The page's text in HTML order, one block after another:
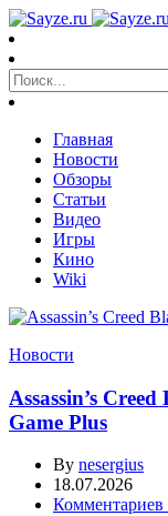
Главная
Новости
Обзоры
Статьи
Видео
Игры
Кино
Wiki
Новости
Assassin’s
Game Plus
By nesergius
18.07.2026
Комментариев